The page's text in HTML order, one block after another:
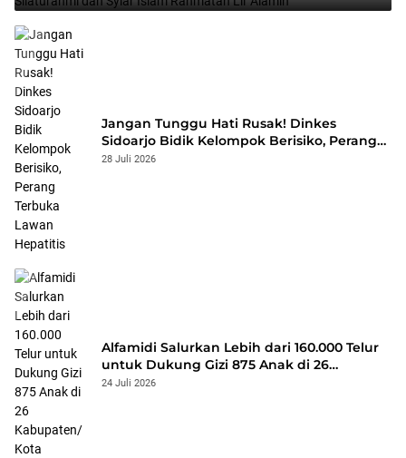
Jangan Tunggu Hati Rusak! Dinkes
Sidoarjo Bidik Kelompok Berisiko, Perang
Terbuka Lawan Hepatitis
28 Juli 2026
Alfamidi Salurkan Lebih dari 160.000 Telur
untuk Dukung Gizi 875 Anak di 26
Kabupaten/Kota
24 Juli 2026